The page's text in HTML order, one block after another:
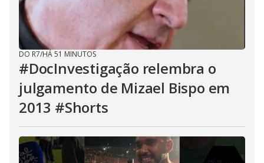
DO R7/HÁ 51 MINUTOS
#DocInvestigação relembra o
julgamento de Mizael Bispo em
2013 #Shorts